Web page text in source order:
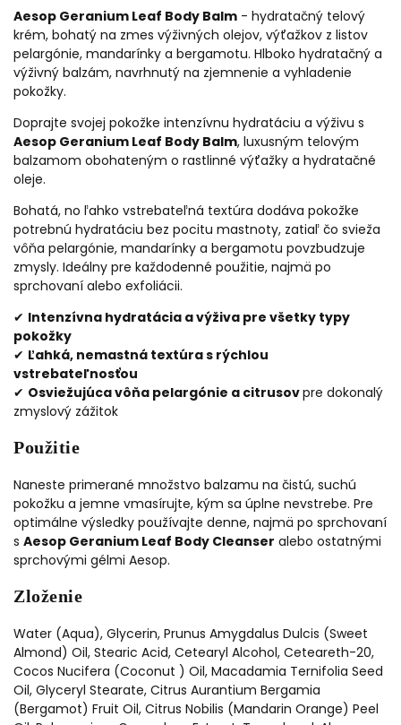
Aesop Geranium Leaf Body Balm - hydratačný telový
krém, bohatý na zmes výživných olejov, výťažkov z listov
pelargónie, mandarínky a bergamotu. Hlboko hydratačný a
výživný balzám, navrhnutý na zjemnenie a vyhladenie
pokožky.
Doprajte svojej pokožke intenzívnu hydratáciu a výživu s
Aesop Geranium Leaf Body Balm, luxusným telovým
balzamom obohateným o rastlinné výťažky a hydratačné
oleje.
Bohatá, no ľahko vstrebateľná textúra dodáva pokožke
potrebnú hydratáciu bez pocitu mastnoty, zatiaľ čo svieža
vôňa pelargónie, mandarínky a bergamotu povzbudzuje
zmysly. Ideálny pre každodenné použitie, najmä po
sprchovaní alebo exfoliácii.
✔ Intenzívna hydratácia a výživa pre všetky typy
pokožky
✔ Ľahká, nemastná textúra s rýchlou
vstrebateľnosťou
✔ Osviežujúca vôňa pelargónie a citrusovpre dokonalý
zmyslový zážitok
Použitie
Naneste primerané množstvo balzamu na čistú, suchú
pokožku a jemne vmasírujte, kým sa úplne nevstrebe. Pre
optimálne výsledky používajte denne, najmä po sprchovaní
s Aesop Geranium Leaf Body Cleanser alebo ostatnými
sprchovými gélmi Aesop.
Zloženie
Water (Aqua), Glycerin, Prunus Amygdalus Dulcis (Sweet
Almond) Oil, Stearic Acid, Cetearyl Alcohol, Ceteareth-20,
Cocos Nucifera (Coconut ) Oil, Macadamia Ternifolia Seed
Oil, Glyceryl Stearate, Citrus Aurantium Bergamia
(Bergamot) Fruit Oil, Citrus Nobilis (Mandarin Orange) Peel